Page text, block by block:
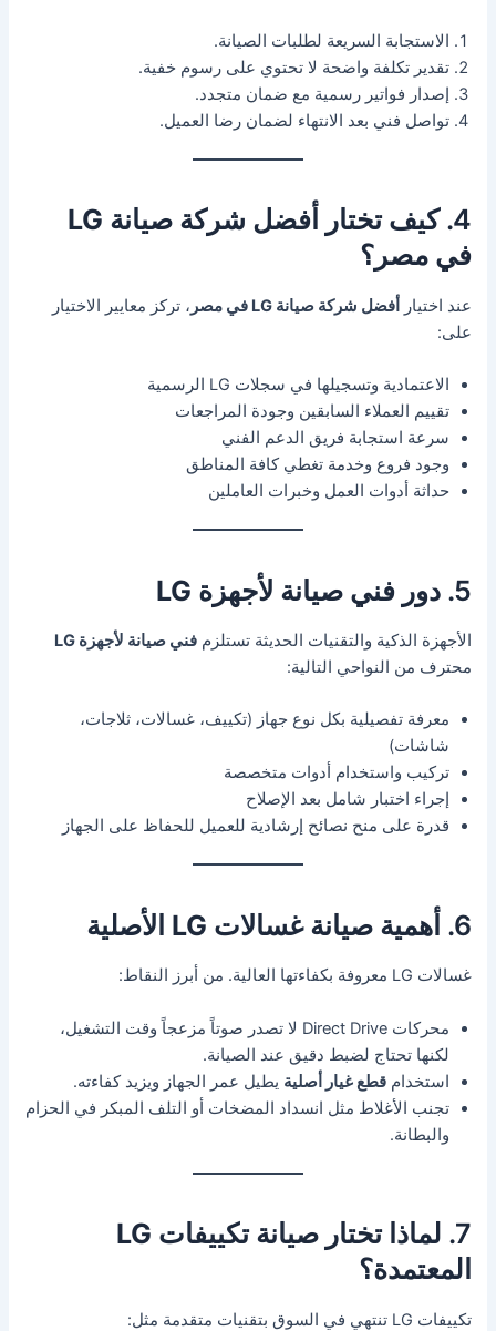
الاستجابة السريعة لطلبات الصيانة.
تقدير تكلفة واضحة لا تحتوي على رسوم خفية.
إصدار فواتير رسمية مع ضمان متجدد.
تواصل فني بعد الانتهاء لضمان رضا العميل.
4. كيف تختار
أفضل شركة صيانة LG
في مصر؟
عند اختيار أفضل شركة صيانة LG في مصر
، تركز معايير الاختيار
على:
الاعتمادية وتسجيلها في سجلات LG الرسمية
تقييم العملاء السابقين وجودة المراجعات
سرعة استجابة فريق الدعم الفني
وجود فروع وخدمة تغطي كافة المناطق
حداثة أدوات العمل وخبرات العاملين
5. دور فني صيانة لأجهزة LG
الأجهزة الذكية والتقنيات الحديثة تستلزمفني صيانة لأجهزة LG
محترف من النواحي التالية:
معرفة تفصيلية بكل نوع جهاز (تكييف، غسالات، ثلاجات،
شاشات)
تركيب واستخدام أدوات متخصصة
إجراء اختبار شامل بعد الإصلاح
قدرة على منح نصائح إرشادية للعميل للحفاظ على الجهاز
6. أهمية صيانة غسالات LG الأصلية
غسالات LG معروفة بكفاءتها العالية. من أبرز النقاط:
محركات Direct Drive لا تصدر صوتاً مزعجاً وقت التشغيل،
لكنها تحتاج لضبط دقيق عند الصيانة.
استخدامقطع غيار أصلية يطيل عمر الجهاز ويزيد كفاءته.
تجنب الأغلاط مثل انسداد المضخات أو التلف المبكر في الحزام
والبطانة.
7. لماذا تختار
صيانة تكييفات LG
المعتمدة؟
تكييفات LG تنتهي في السوق بتقنيات متقدمة مثل: